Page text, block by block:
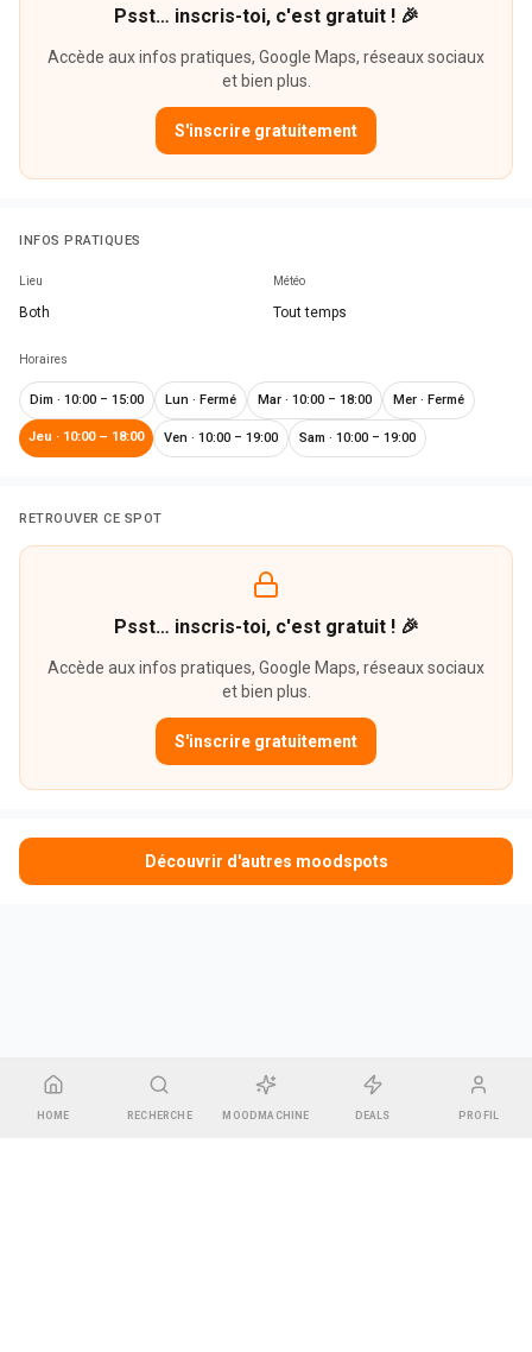
HOME RECHERCHE MOODMACHINE DEALS PROFIL
Psst… inscris-toi, c'est gratuit ! 🎉
Accède aux infos pratiques, Google Maps, réseaux sociaux
et bien plus.
S'inscrire gratuitement
INFOS PRATIQUES
Lieu
Both
Météo
Tout temps
Horaires
Dim · 10:00 – 15:00 Lun · Fermé Mar · 10:00 – 18:00 Mer · Fermé
Jeu · 10:00 – 18:00 Ven · 10:00 – 19:00 Sam · 10:00 – 19:00
RETROUVER CE SPOT
Psst… inscris-toi, c'est gratuit ! 🎉
Accède aux infos pratiques, Google Maps, réseaux sociaux
et bien plus.
S'inscrire gratuitement
Découvrir d'autres moodspots